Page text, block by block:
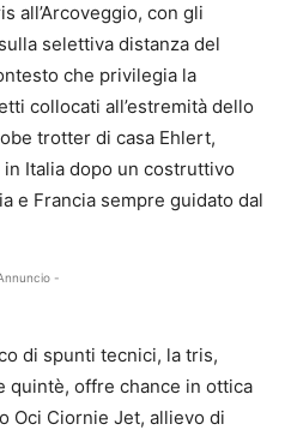
all’Arcoveggio, con gli
selettiva distanza del
che privilegia la
collocati all’estremità dello
trotter di casa Ehlert,
Italia dopo un costruttivo
e Francia sempre guidato dal
-
di spunti tecnici, la tris,
quintè, offre chance in ottica
Oci Ciornie Jet, allievo di